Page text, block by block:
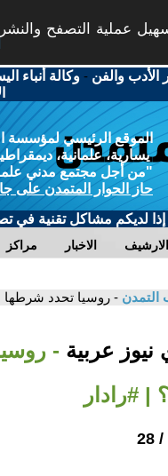
عملية التصفح
الأدب والفن -وكالة أنباء
الموقع الرئيسي لمؤسسة
يسارية، علمانية،
"من أجل مجتمع مدني
حاز الحوار المتمدن على
إذا لديكم مشاكل تقنية في
مراكز الاخبار
التمدن - روسيا تحدد شرطها
عربية -
| #رادار